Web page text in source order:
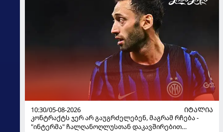
10:30/05-08-2026
ᲘᲢᲐᲚᲘᲐ
კონტრაქტს ჯერ არ გაუგრძელებენ, მაგრამ რჩება -
"ინტერმა" ჩალღანოღლუსთან დაკავშირებით